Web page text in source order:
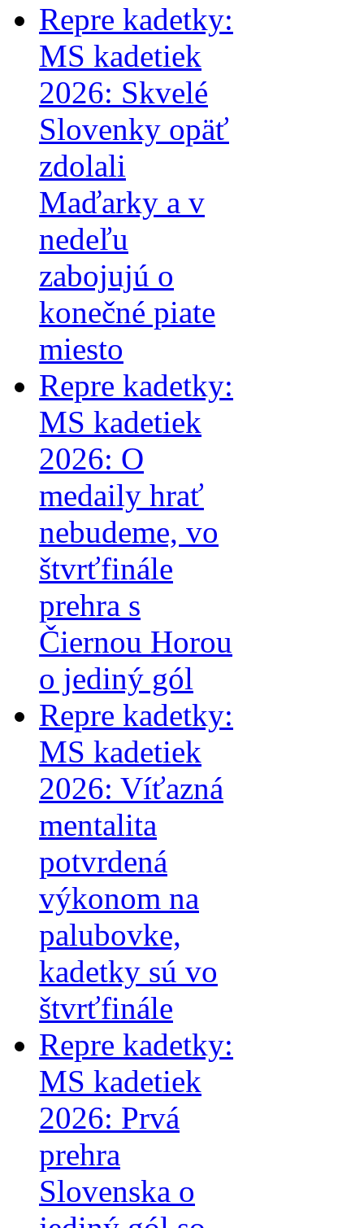
Repre kadetky:
MS kadetiek
2026: Skvelé
Slovenky opäť
zdolali
Maďarky a v
nedeľu
zabojujú o
konečné piate
miesto
Repre kadetky:
MS kadetiek
2026: O
medaily hrať
nebudeme, vo
štvrťfinále
prehra s
Čiernou Horou
o jediný gól
Repre kadetky:
MS kadetiek
2026: Víťazná
mentalita
potvrdená
výkonom na
palubovke,
kadetky sú vo
štvrťfinále
Repre kadetky:
MS kadetiek
2026: Prvá
prehra
Slovenska o